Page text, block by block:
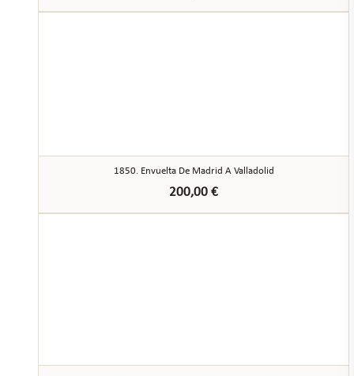
1850. Envuelta De Madrid A Valladolid
200,00 €